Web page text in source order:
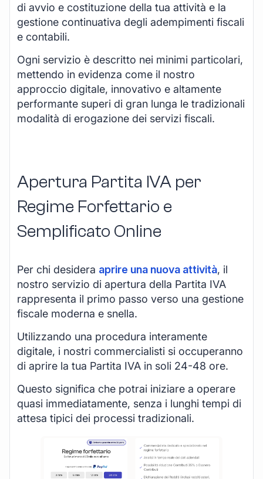
di avvio e costituzione della tua attività e la
gestione continuativa degli adempimenti fiscali
e contabili.
Ogni servizio è descritto nei minimi particolari,
mettendo in evidenza come il nostro
approccio digitale, innovativo e altamente
performante superi di gran lunga le tradizionali
modalità di erogazione dei servizi fiscali.
Apertura Partita IVA per
Regime Forfettario e
Semplificato Online
Per chi desidera aprire una nuova attività, il
nostro servizio di apertura della Partita IVA
rappresenta il primo passo verso una gestione
fiscale moderna e snella.
Utilizzando una procedura interamente
digitale, i nostri commercialisti si occuperanno
di aprire la tua Partita IVA in soli 24-48 ore.
Questo significa che potrai iniziare a operare
quasi immediatamente, senza i lunghi tempi di
attesa tipici dei processi tradizionali.